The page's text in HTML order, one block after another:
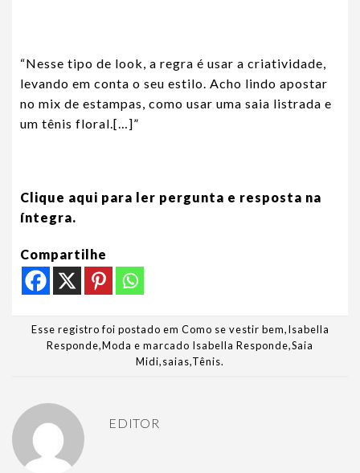
“Nesse tipo de look, a regra é usar a criatividade,
levando em conta o seu estilo. Acho lindo apostar
no mix de estampas, como usar uma saia listrada e
um tênis floral.[…]”
Clique aqui para ler pergunta e resposta na
íntegra.
Compartilhe
Esse registro foi postado em Como se vestir bem,Isabella
Responde,Moda e marcado Isabella Responde,Saia
Midi,saias,Tênis.
EDITOR